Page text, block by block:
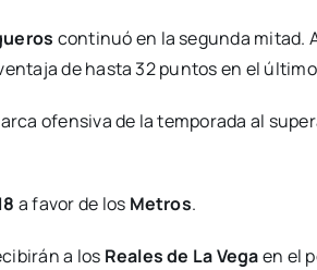
continuó en la segunda mitad.
de hasta 32 puntos en el
ofensiva de la temporada al
a favor de los Metros.
a los Reales de La Vegaen el